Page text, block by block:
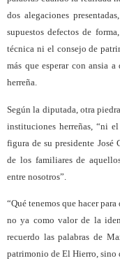
dos alegaciones
supuestos defectos de
técnica ni el consejo de
más que esperar con ansia
herreña.
Según la diputada, otra
instituciones herreñas, “ni
figura de su presidente
de los familiares de
entre nosotros”.
“Qué tenemos que hacer
no ya como valor de la
recuerdo las palabras de
patrimonio de El Hierro, sino